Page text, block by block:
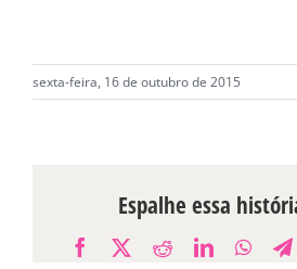
sexta-feira, 16 de outubro de 2015
Espalhe essa
Facebook
X RedditLinkedIn